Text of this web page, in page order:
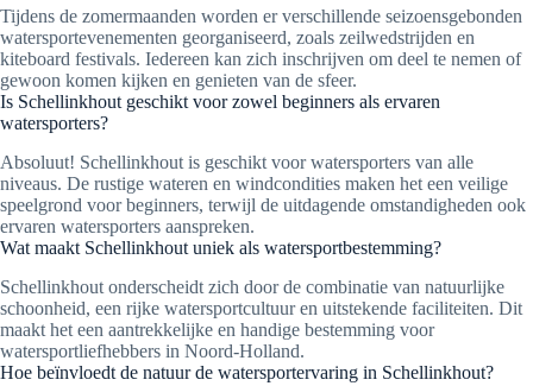
Tijdens de zomermaanden worden er verschillende seizoensgebonden
watersportevenementen georganiseerd, zoals zeilwedstrijden en
kiteboard festivals. Iedereen kan zich inschrijven om deel te nemen of
gewoon komen kijken en genieten van de sfeer.
Is Schellinkhout geschikt voor zowel beginners als ervaren
watersporters?
Absoluut! Schellinkhout is geschikt voor watersporters van alle
niveaus. De rustige wateren en windcondities maken het een veilige
speelgrond voor beginners, terwijl de uitdagende omstandigheden ook
ervaren watersporters aanspreken.
Wat maakt Schellinkhout uniek als watersportbestemming?
Schellinkhout onderscheidt zich door de combinatie van natuurlijke
schoonheid, een rijke watersportcultuur en uitstekende faciliteiten. Dit
maakt het een aantrekkelijke en handige bestemming voor
watersportliefhebbers in Noord-Holland.
Hoe beïnvloedt de natuur de watersportervaring in Schellinkhout?